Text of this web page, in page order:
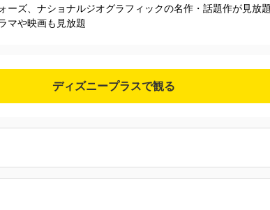
ーズ、ナショナルジオグラフィックの名作・話題作が見放
マや映画も見放題
ディズニープラスで観る